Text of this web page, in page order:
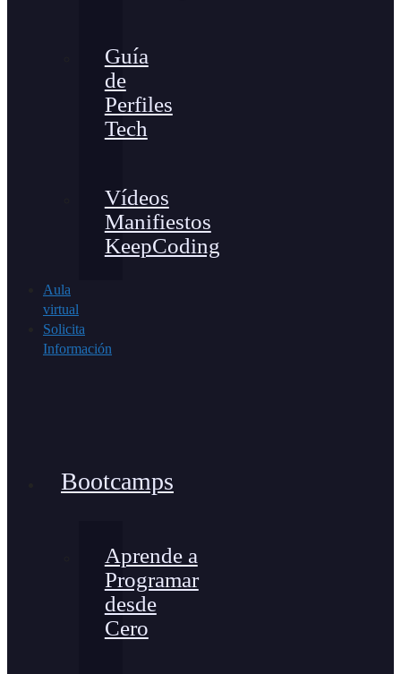
Guía
de
Perfiles
Tech
Vídeos
Manifiestos
KeepCoding
Aula
virtual
Solicita
Información
Bootcamps
Aprende a
Programar
desde
Cero